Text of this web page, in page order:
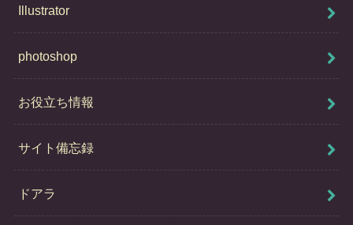
Illustrator
photoshop
お役立ち情報
サイト備忘録
ドアラ